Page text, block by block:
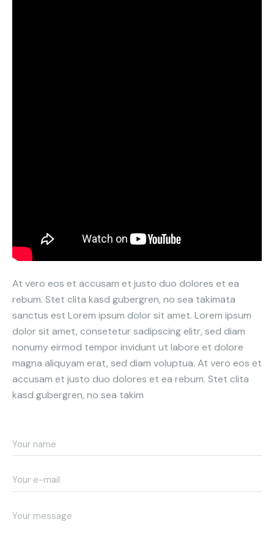
At vero eos et accusam et justo duo dolores et ea
rebum. Stet clita kasd gubergren, no sea takimata
sanctus est Lorem ipsum dolor sit amet. Lorem ipsum
dolor sit amet, consetetur sadipscing elitr, sed diam
nonumy eirmod tempor invidunt ut labore et dolore
magna aliquyam erat, sed diam voluptua. At vero eos et
accusam et justo duo dolores et ea rebum. Stet clita
kasd gubergren, no sea takim